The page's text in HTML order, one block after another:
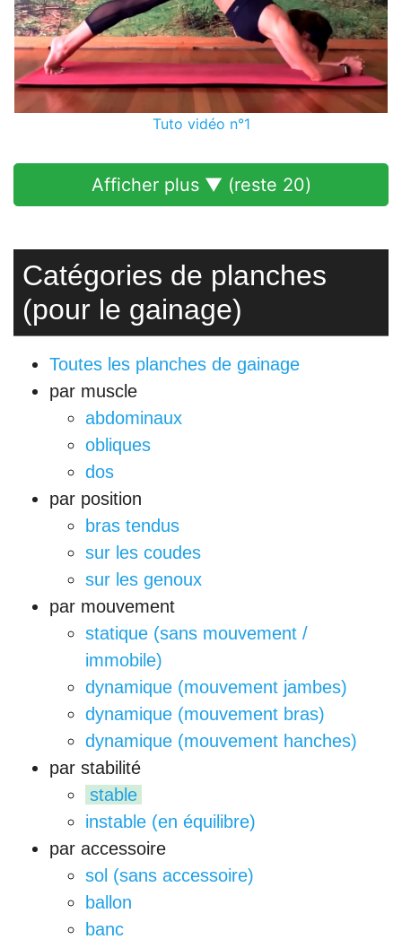
Tuto vidéo n°1
Afficher plus ▼ (reste 20)
Catégories de planches
(pour le gainage)
Toutes les planches de gainage
par muscle
abdominaux
obliques
dos
par position
bras tendus
sur les coudes
sur les genoux
par mouvement
statique (sans mouvement /
immobile)
dynamique (mouvement jambes)
dynamique (mouvement bras)
dynamique (mouvement hanches)
par stabilité
stable
instable (en équilibre)
par accessoire
sol (sans accessoire)
ballon
banc